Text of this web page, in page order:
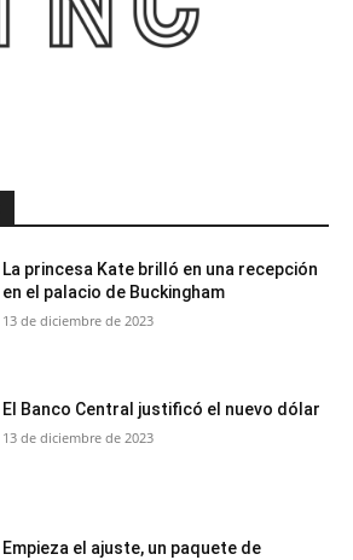
La princesa Kate brilló en una recepción
en el palacio de Buckingham
13 de diciembre de 2023
El Banco Central justificó el nuevo dólar
13 de diciembre de 2023
Empieza el ajuste, un paquete de